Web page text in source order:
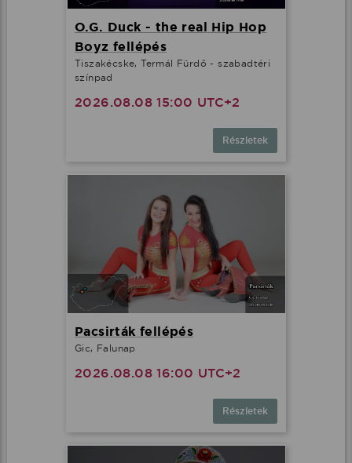
O.G. Duck - the real Hip Hop
Boyz fellépés
Tiszakécske, Termál Fürdő - szabadtéri
színpad
2026.08.08 15:00 UTC+2
Részletek
Pacsirták fellépés
Gic, Falunap
2026.08.08 16:00 UTC+2
Részletek